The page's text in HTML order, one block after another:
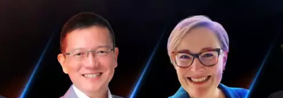
ด้ง่ายกับคนหลายกลุ่ม ไม่ว่าจะเป็นคนที่ต้องคอยตัดสินใ
อยู่ในสถานการณ์กดดันและเต็มไปด้วยความไม่แน่นอ
แต่กลุ่มคนที่มีนิสัย Perfectionist ที่ต้องการให้ทุกอย่า